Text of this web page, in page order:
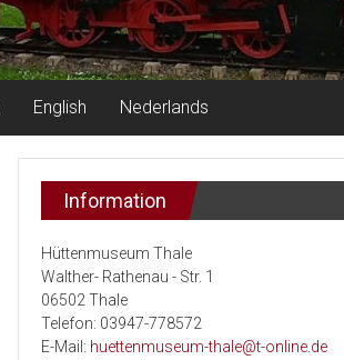
English Nederlands
Information
Hüttenmuseum Thale
Walther- Rathenau - Str. 1
06502 Thale
Telefon: 03947-778572
E-Mail: huettenmuseum-thale@t-online.de